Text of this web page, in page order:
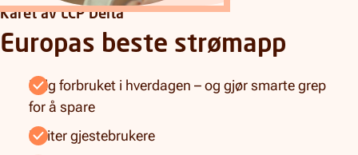
Kåret av LCP Delta
Europas beste strømapp
Følg forbruket i hverdagen – og gjør smarte grep
for å spare
Inviter gjestebrukere